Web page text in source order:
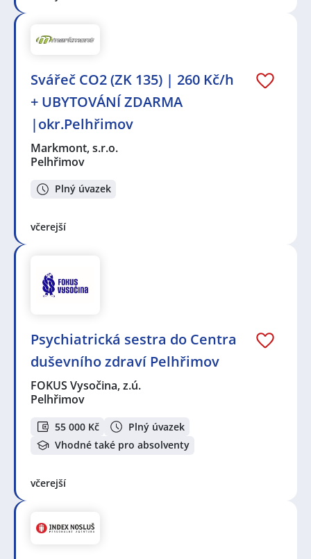
Svářeč CO2 (ZK 135) | 260 Kč/h
+ UBYTOVÁNÍ ZDARMA
|okr.Pelhřimov
Markmont, s.r.o.
Pelhřimov
Plný úvazek
včerejší
Psychiatrická sestra do Centra
duševního zdraví Pelhřimov
FOKUS Vysočina, z.ú.
Pelhřimov
55 000 Kč
Plný úvazek
Vhodné také pro absolventy
včerejší